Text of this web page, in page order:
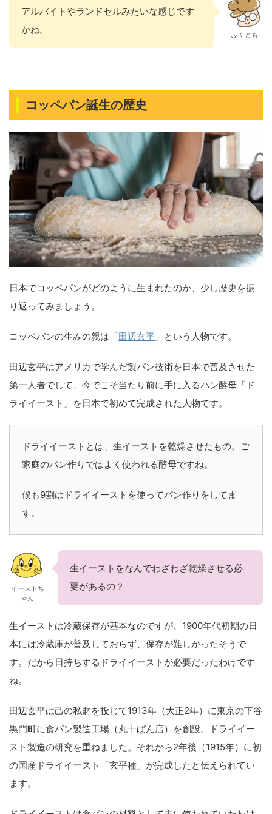
アルバイトやランドセルみたいな感じです
かね。
ふくとも
コッペパン誕生の歴史
日本でコッペパンがどのように生まれたのか、少し歴史を振
り返ってみましょう。
コッペパンの生みの親は「田辺玄平 」という人物です。
田辺玄平はアメリカで学んだ製パン技術を日本で普及させた
第一人者でして、今でこそ当たり前に手に入るパン酵母「ド
ライイースト」を日本で初めて完成された人物です。
ドライイーストとは、生イーストを乾燥させたもの。ご
家庭のパン作りではよく使われる酵母ですね。
僕も9割はドライイーストを使ってパン作りをしてま
す。
イーストち
ゃん
生イーストをなんでわざわざ乾燥させる必
要があるの？
生イーストは冷蔵保存が基本なのですが、1900年代初期の日
本には冷蔵庫が普及しておらず、保存が難しかったそうで
す。だから日持ちするドライイーストが必要だったわけです
ね。
田辺玄平は己の私財を投じて1913年（大正2年）に東京の下谷
黒門町に食パン製造工場（丸十ぱん店）を創設。ドライイー
スト製造の研究を重ねました。それから2年後（1915年）に初
の国産ドライイースト「玄平種」が完成したと伝えられてい
ます。